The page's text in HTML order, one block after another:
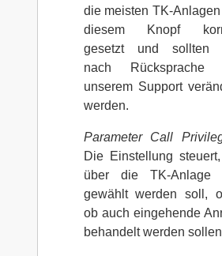
die meisten TK-
diesem Knopf
gesetzt und sollten
nach Rücksprache
unserem Support
werden.
Parameter Call
Die Einstellung
über die TK-Anlage
gewählt werden soll,
ob auch eingehende
behandelt werden